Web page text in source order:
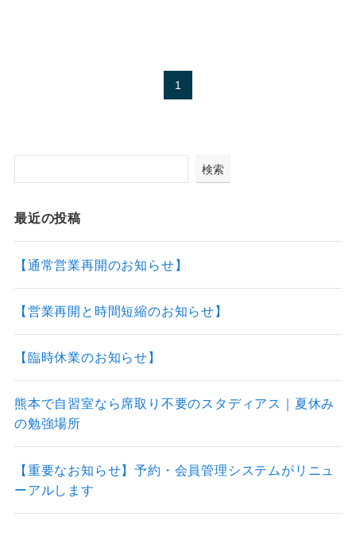
1
検索
最近の投稿
【通常営業再開のお知らせ】
【営業再開と時間短縮のお知らせ】
【臨時休業のお知らせ】
熊本で自習室なら席取り不要のスタディアス｜夏休み
の勉強場所
【重要なお知らせ】予約・会員管理システムがリニュ
ーアルします